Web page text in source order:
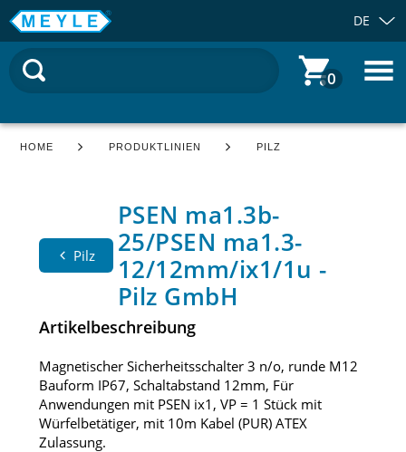
DE
0
HOME PRODUKTLINIEN PILZ
Pilz
PSEN ma1.3b-
25/PSEN ma1.3-
12/12mm/ix1/1u -
Pilz GmbH
Artikelbeschreibung
Magnetischer Sicherheitsschalter 3 n/o, runde M12
Bauform IP67, Schaltabstand 12mm, Für
Anwendungen mit PSEN ix1, VP = 1 Stück mit
Würfelbetätiger, mit 10m Kabel (PUR) ATEX
Zulassung.